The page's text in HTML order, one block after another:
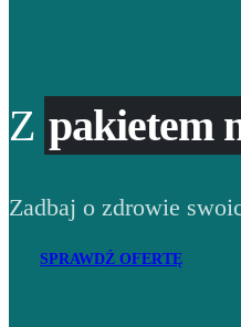
Z pakietem
Zadbaj o zdrowie
SPRAWDŹ OFERTĘ